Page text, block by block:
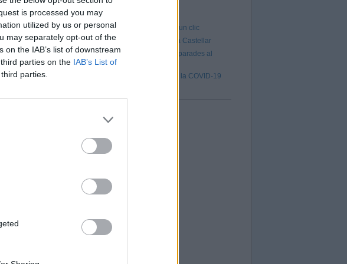
is processed you may
utilized by us or personal
may separately opt-out of the
the IAB’s list of downstream
parties on the IAB’s List of
parties.
com
i
va
salut
fer
i
que
+ vistos + comentats
La trajectòria de tots els atletes del CAC a un clic
Juliol es tanca amb 880 persones a l’atur a Castellar
Concurs públic per a la concessió de cinc parades al
Mercat Municipal
La campanya de vacunació contra la grip i la COVID-19